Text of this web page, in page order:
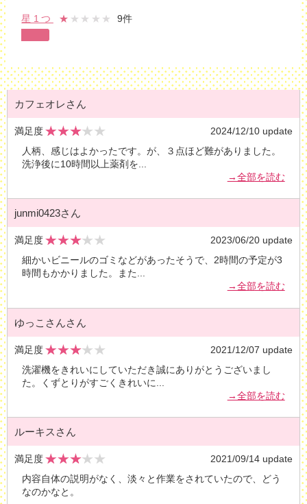
星1つ ★ ★★★★ 9件
カフェオレさん
満足度
2024/12/10 update
人柄、感じはよかったです。が、３点ほど難がありました。
洗浄後に10時間以上薬剤を
→全部を読む
junmi0423さん
満足度
2023/06/20 update
細かいビニールのゴミなどがあったそうで、2時間の予定が3
時間もかかりました。また...
→全部を読む
ゆっこさんさん
満足度
2021/12/07 update
洗濯機をきれいにしていただき誠にありがとうございまし
た。くずとりがすごくきれいに
→全部を読む
ルーキスさん
満足度
2021/09/14 update
内容自体の説明がなく、淡々と作業をされていたので、どう
なのかなと。